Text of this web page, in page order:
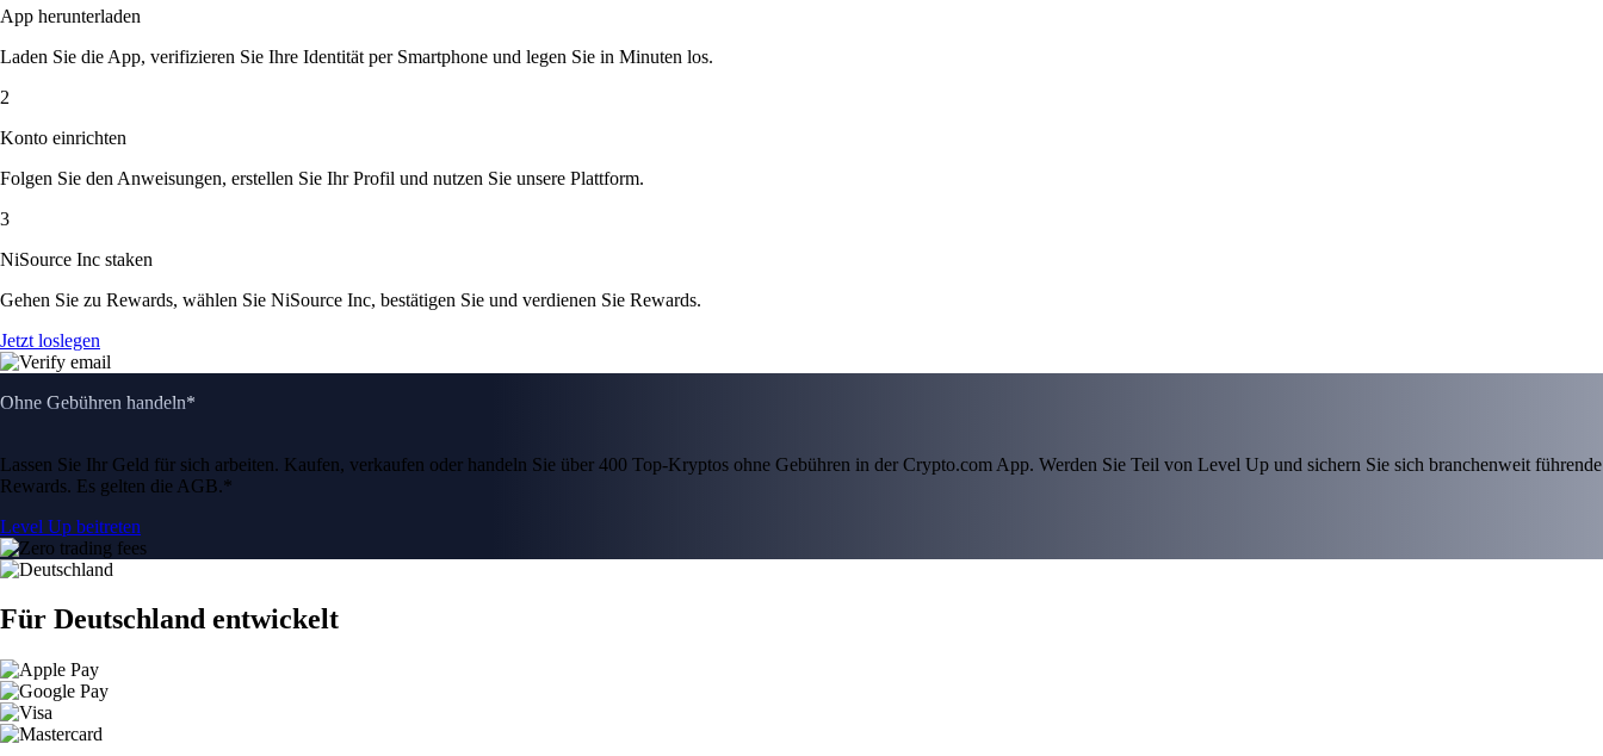
App herunterladen
Laden Sie die App, verifizieren Sie Ihre Identität per Smartphone und legen Sie in Minuten los.
2
Konto einrichten
Folgen Sie den Anweisungen, erstellen Sie Ihr Profil und nutzen Sie unsere Plattform.
3
NiSource Inc staken
Gehen Sie zu Rewards, wählen Sie NiSource Inc, bestätigen Sie und verdienen Sie Rewards.
Jetzt loslegen
Ohne Gebühren handeln*
Lassen Sie Ihr Geld für sich arbeiten. Kaufen, verkaufen oder handeln Sie über 400 Top-Kryptos ohne Gebühren in der Crypto.com App. Werden Sie Teil von Level Up und sichern Sie sich branchenweit führende
Rewards. Es gelten die AGB.*
Level Up beitreten
Für Deutschland entwickelt